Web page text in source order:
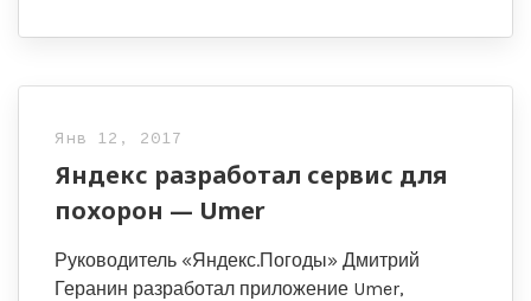
Янв 12, 2017
Яндекс разработал сервис для
похорон — Umer
Руководитель «Яндекс.Погоды» Дмитрий
Геранин разработал приложение Umer,